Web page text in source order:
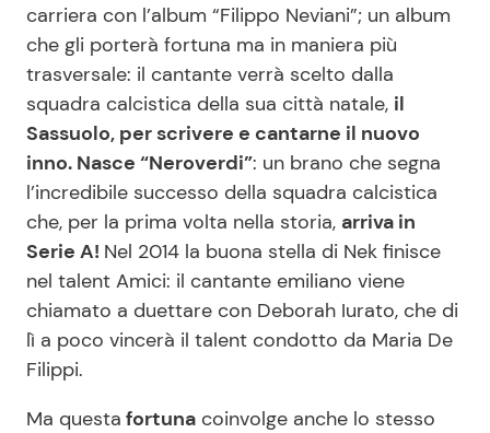
carriera con l’album “Filippo Neviani”; un album
che gli porterà fortuna ma in maniera più
trasversale: il cantante verrà scelto dalla
squadra calcistica della sua città natale, il
Sassuolo, per scrivere e cantarne il nuovo
inno. Nasce “Neroverdi”: un brano che segna
l’incredibile successo della squadra calcistica
che, per la prima volta nella storia, arriva in
Serie A! Nel 2014 la buona stella di Nek finisce
nel talent Amici: il cantante emiliano viene
chiamato a duettare con Deborah Iurato, che di
lì a poco vincerà il talent condotto da Maria De
Filippi.
Ma questa fortuna coinvolge anche lo stesso